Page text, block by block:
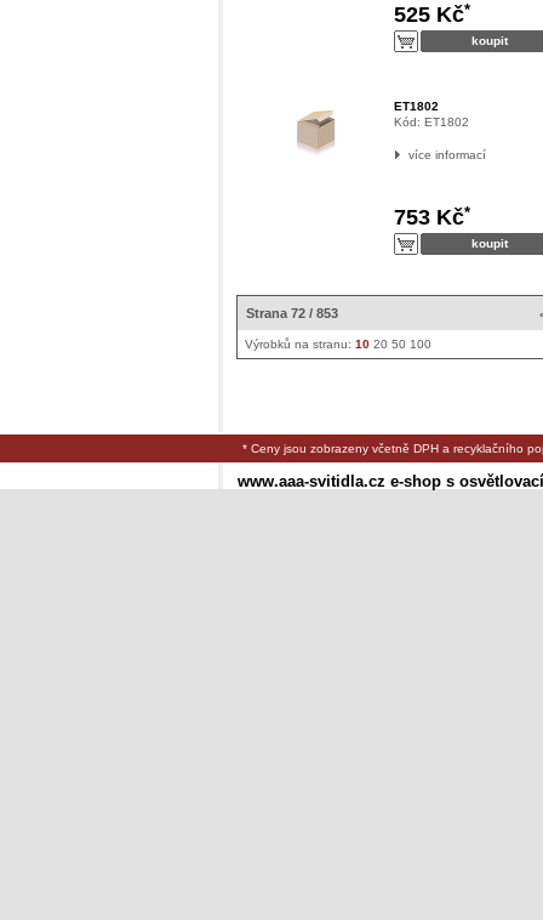
525 Kč*
ET1802
Kód: ET1802
více informací
753 Kč*
Strana 72 / 853
Výrobků na stranu: 10 20 50 100
* Ceny jsou zobrazeny včetně DPH a recyklačního
www.aaa-svitidla.cz e-shop s